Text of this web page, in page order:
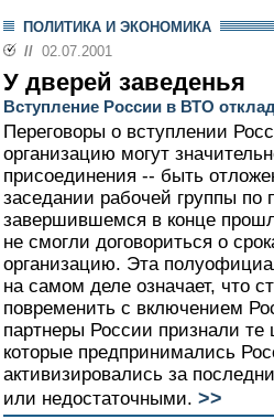
ПОЛИТИКА И ЭКОНОМИКА
// 02.07.2001
У дверей заведенья
Вступление России в ВТО
Переговоры о вступлении
организацию могут
присоединения -- быть
заседании рабочей группы
завершившемся в конце
не смогли договориться о
организацию. Эта
на самом деле означает, что
повременить с включением
партнеры России признали
которые предпринимались
активизировались за
или недостаточными. >>